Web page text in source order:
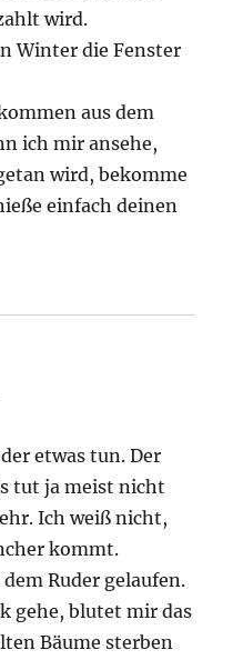
wird.
Winter die Fenster
aus dem
ich mir ansehe,
wird, bekomme
einfach deinen
etwas tun. Der
tut ja meist nicht
Ich weiß nicht,
kommt.
Ruder gelaufen.
gehe, blutet mir das
Bäume sterben